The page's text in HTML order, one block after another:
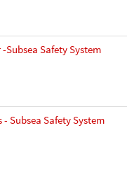
Subsea Safety System
Subsea Safety System